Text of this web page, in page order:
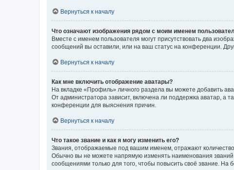
Вернуться к началу
Что означают изображения рядом с моим именем
Вместе с именем пользователя могут присутствовать два
сообщений вы оставили, или на ваш статус на конференции.
Вернуться к началу
Как мне включить отображение аватары?
На вкладке «Профиль» личного раздела вы можете добавить
От администратора зависит, включена ли поддержка аватар, а
конференции для выяснения причин.
Вернуться к началу
Что такое звание и как я могу изменить его?
Звания, отображаемые под вашим именем, отражают
Обычно вы не можете напрямую изменять наименования
сообщениями только для того, чтобы повысить своё звание.